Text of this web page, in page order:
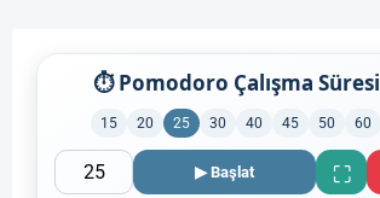
⏱ Pomodoro Çalışma Süresi
15 20 25 30 40 45 50 60
▶ Başlat ⛶